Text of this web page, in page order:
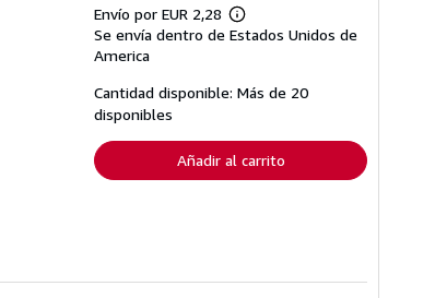
s
d
e
v
í
Envío por EUR 2,28
Más
información
tarifas
de
Se envía dentro de Estados Unidos de
America
Cantidad disponible: Más de 20
disponibles
Añadir al carrito